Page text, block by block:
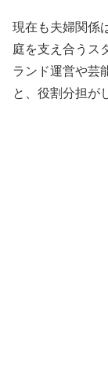
現在も夫婦関係
庭を支え合うス
ランド運営や芸
と、役割分担が